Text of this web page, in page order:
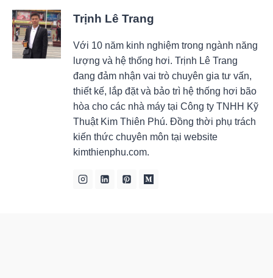
Trịnh Lê Trang
Với 10 năm kinh nghiệm trong ngành năng
lượng và hệ thống hơi. Trịnh Lê Trang
đang đảm nhận vai trò chuyên gia tư vấn,
thiết kế, lắp đặt và bảo trì hệ thống hơi bão
hòa cho các nhà máy tại Công ty TNHH Kỹ
Thuật Kim Thiên Phú. Đồng thời phụ trách
kiến thức chuyên môn tại website
kimthienphu.com.